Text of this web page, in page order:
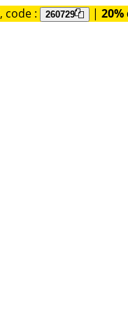
, code : 260729 |